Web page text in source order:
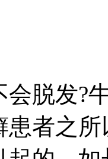
会脱发?
患者之